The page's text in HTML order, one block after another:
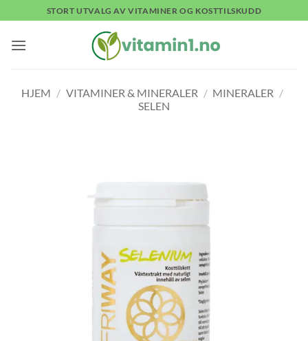
to
content
STORT UTVALG AV VITAMINER OG KOSTTILSKUDD
HJEM / VITAMINER & MINERALER / MINERALER /
SELEN